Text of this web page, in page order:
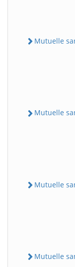
Mutuelle
Mutuelle
Mutuelle
Mutuelle